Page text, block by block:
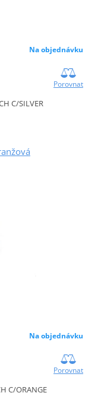
Na objednávku
Porovnat
C/SILVER
Na objednávku
Porovnat
C/ORANGE